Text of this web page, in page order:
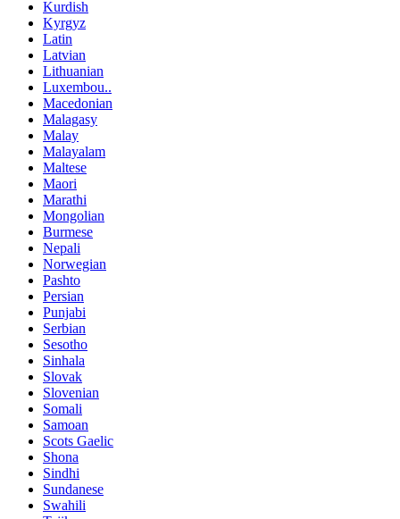
Kurdish
Kyrgyz
Latin
Latvian
Lithuanian
Luxembou..
Macedonian
Malagasy
Malay
Malayalam
Maltese
Maori
Marathi
Mongolian
Burmese
Nepali
Norwegian
Pashto
Persian
Punjabi
Serbian
Sesotho
Sinhala
Slovak
Slovenian
Somali
Samoan
Scots Gaelic
Shona
Sindhi
Sundanese
Swahili